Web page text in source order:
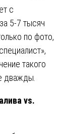
с
5-7 тысяч
по фото,
такого
дважды.
vs.